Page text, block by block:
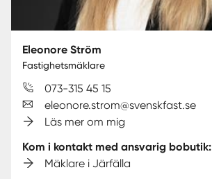
Eleonore Ström
Fastighetsmäklare
073-315 45 15
eleonore.strom@svenskfast.se
Läs mer om mig
Kom i kontakt med ansvarig bobutik:
Mäklare i Järfälla